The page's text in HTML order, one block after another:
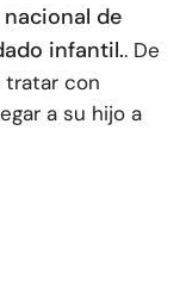
de
infantil.. De
tratar con
a su hijo a